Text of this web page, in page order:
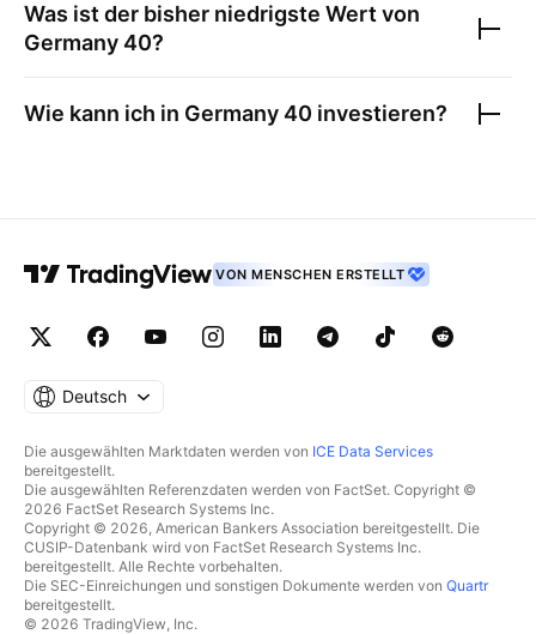
Was ist der bisher niedrigste Wert von
Germany 40?
Wie kann ich in Germany 40 investieren?
VON MENSCHEN ERSTELLT
Deutsch
Die ausgewählten Marktdaten werden von ICE Data Services
bereitgestellt.
Die ausgewählten Referenzdaten werden von FactSet. Copyright ©
2026 FactSet Research Systems Inc.
Copyright © 2026, American Bankers Association bereitgestellt. Die
CUSIP-Datenbank wird von FactSet Research Systems Inc.
bereitgestellt. Alle Rechte vorbehalten.
Die SEC-Einreichungen und sonstigen Dokumente werden von Quartr
bereitgestellt.
© 2026 TradingView, Inc.